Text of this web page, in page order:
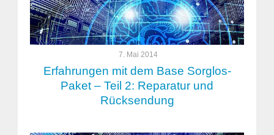
7. Mai 2014
Erfahrungen mit dem Base Sorglos-
Paket – Teil 2: Reparatur und
Rücksendung